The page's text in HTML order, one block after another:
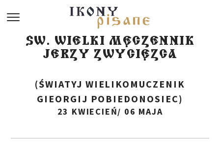
ŚW. WIELKI MĘCZENNIK
JERZY ZWYCIĘZCA
(ŚWIATYJ WIELIKOMUCZENIK
GIEORGIJ POBIEDONOSIEC)
23 KWIECIEŃ/ 06 MAJA